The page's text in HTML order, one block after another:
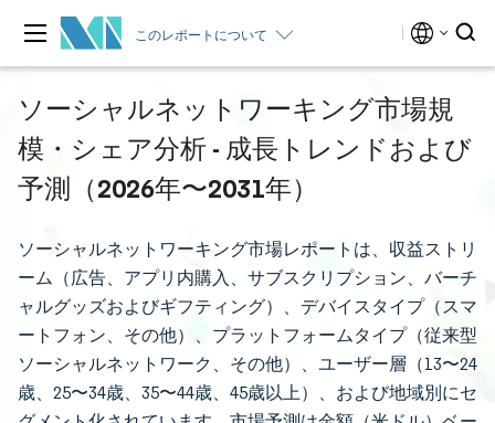
このレポートについて
ソーシャルネットワーキング市場規
模・シェア分析 - 成長トレンドおよび
予測（2026年〜2031年）
ソーシャルネットワーキング市場レポートは、収益ストリ
ーム（広告、アプリ内購入、サブスクリプション、バーチ
ャルグッズおよびギフティング）、デバイスタイプ（スマ
ートフォン、その他）、プラットフォームタイプ（従来型
ソーシャルネットワーク、その他）、ユーザー層（13〜24
歳、25〜34歳、35〜44歳、45歳以上）、および地域別にセ